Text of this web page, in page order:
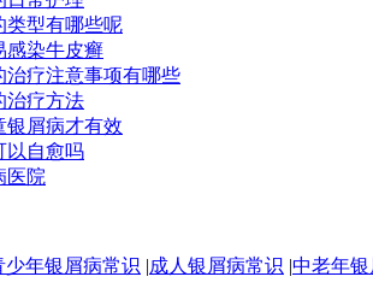
类型有哪些呢
感染牛皮癣
治疗注意事项有哪些
治疗方法
银屑病才有效
以自愈吗
医院
少年银屑病常识 |成人银屑病常识 |中老年